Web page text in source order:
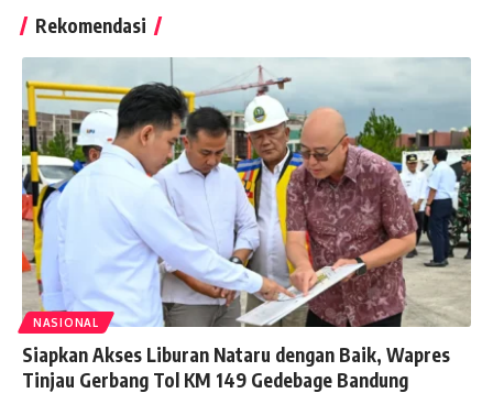
Rekomendasi
NASIONAL
Siapkan Akses Liburan Nataru dengan Baik, Wapres
Tinjau Gerbang Tol KM 149 Gedebage Bandung